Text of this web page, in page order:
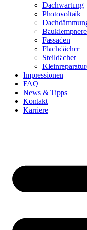
Dachwartung
Photovoltaik
Fassaden
Flachdächer
Steildächer
Impressionen
FAQ
News & Tipps
Kontakt
Karriere